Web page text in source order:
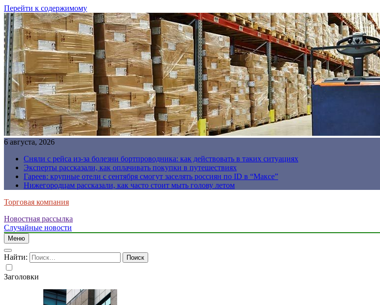
Перейти к содержимому
6 августа, 2026
Сняли с рейса из-за болезни бортпроводника: как действовать в таких ситуациях
Эксперты рассказали, как оплачивать покупки в путешествиях
Гареев: крупные отели с сентября смогут заселять россиян по ID в “Максе”
Нижегородцам рассказали, как часто стоит мыть голову летом
Торговая компания
Новостная рассылка
Случайные новости
Меню
Найти:
Заголовки